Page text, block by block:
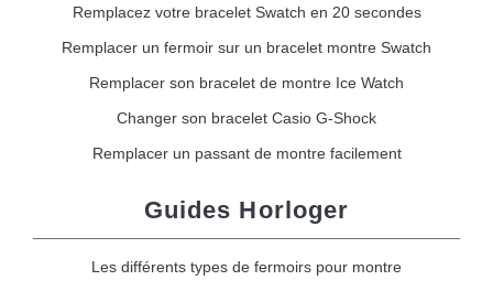
Remplacez votre bracelet Swatch en 20 secondes
Remplacer un fermoir sur un bracelet montre Swatch
Remplacer son bracelet de montre Ice Watch
Changer son bracelet Casio G-Shock
Remplacer un passant de montre facilement
Guides Horloger
Les différents types de fermoirs pour montre